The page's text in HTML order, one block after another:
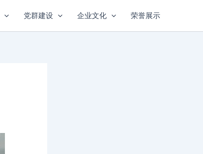
党群建设 企业文化 荣誉展示